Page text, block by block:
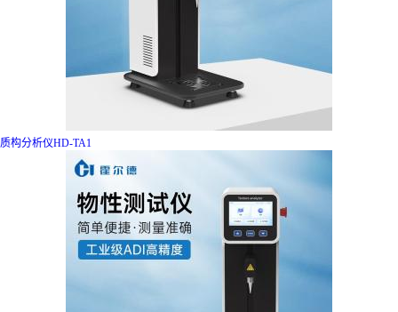
质构分析仪HD-TA1